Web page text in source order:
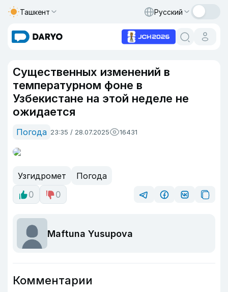
Ташкент Русский
Существенных изменений в
температурном фоне в
Узбекистане на этой неделе не
ожидается
Погода 23:35 / 28.07.2025 16431
Узгидромет
Погода
0
0
Maftuna Yusupova
Комментарии